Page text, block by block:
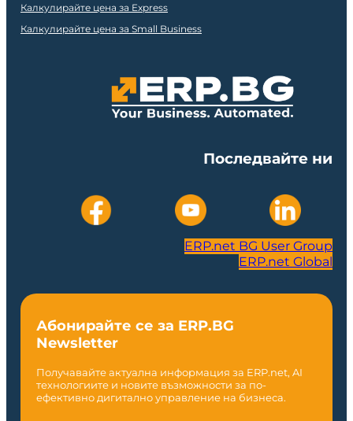
Калкулирайте цена за Express
Калкулирайте цена за Small Business
Последвайте ни
ERP.net BG User Group
ERP.net Global
Абонирайте се за ERP.BG
Newsletter
Получавайте актуална информация за ERP.net, AI
технологиите и новите възможности за по-
ефективно дигитално управление на бизнеса.